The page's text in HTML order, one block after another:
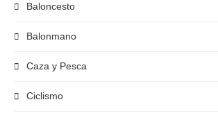
Baloncesto
Balonmano
Caza y Pesca
Ciclismo